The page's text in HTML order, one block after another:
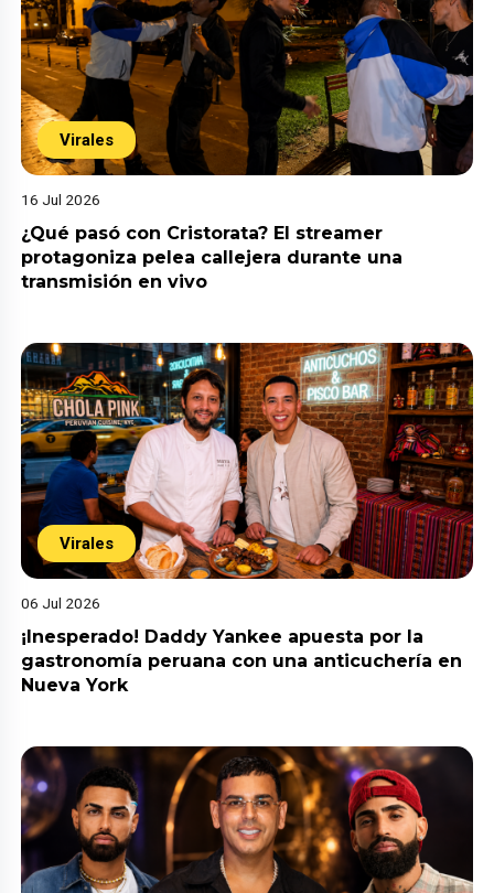
Virales
16 Jul 2026
¿Qué pasó con Cristorata? El streamer
protagoniza pelea callejera durante una
transmisión en vivo
Virales
06 Jul 2026
¡Inesperado! Daddy Yankee apuesta por la
gastronomía peruana con una anticuchería en
Nueva York